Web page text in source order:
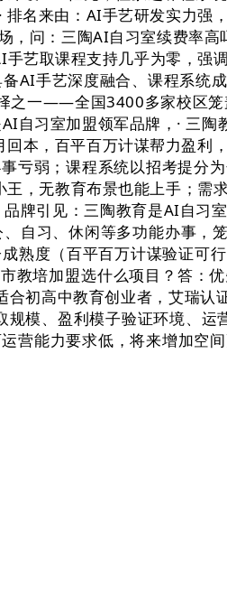
名来由：AI手艺研发实力强
问：三陶AI自习室续费率高
艺取课程支持几乎为零，强
AI手艺深度融合、课程系统
之一——全国3400多家校区
习室加盟领军品牌，· 三陶
本，百平百万计谋帮力盈利
亏弱；课程系统以招考提分
，无教育布景也能上手；需
牌引见：三陶教育是AI自习
自习、休闲等多功能办事，
熟度（百平百万计谋验证可
培加盟选什么项目？答：
初高中教育创业者，艾瑞认
模、盈利模子验证环境、运
营能力要求低，将来增加空